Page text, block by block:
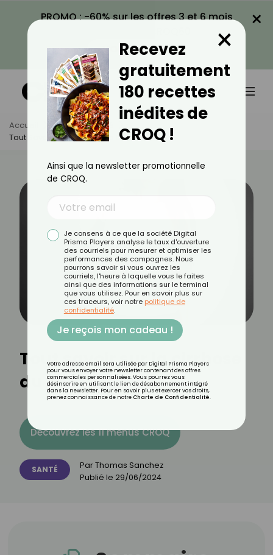
PROMO : -60% sur les offres 3 et 6 mois
VOIR LA PROMO
×
Accueil Actus
Santé
Tout Savoir Sur La Cirrhose Du Foie
Tout savoir sur la cirrhose
du foie
Découvrez les 11 menus CROQ
SANTÉ ParThomas Sanchez
Publié le 29/06/2024
Recevez
gratuitement
180 recettes
inédites de
CROQ !
×
Ainsi que la newsletter promotionnelle
de CROQ.
Je consens à ce que la société Digital
Prisma Players analyse le taux d'ouverture
des courriels pour mesurer et optimiser les
performances des campagnes. Nous
pourrons savoir si vous ouvrez les
courriels, l'heure à laquelle vous le faites
ainsi que des informations sur le terminal
que vous utilisez. Pour en savoir plus sur
ces traceurs, voir notre politique de
confidentialité.
Je reçois mon cadeau !
Votre adresse email sera utilisée par Digital Prisma Players
pour vous envoyer votre newsletter contenant des offres
commerciales personnalisées. Vous pourrez vous
désinscrire en utilisant le lien de désabonnement intégré
dans la newsletter. Pour en savoir plus et exercer vos droits,
prenez connaissance de notre Charte de Confidentialité.